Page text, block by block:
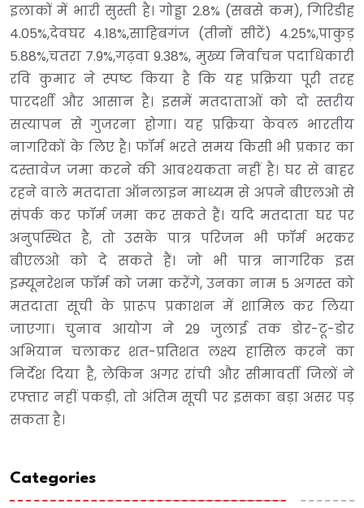
इलाकों में भारी सुस्ती है। गोड्डा 2.8% (सबसे कम), गिरिडीह
4.05%,देवघर 4.18%,साहिबगंज (तीनों सीटें) 4.25%,पाकुड़
5.88%,चतरा 7.9%,गढ़वा 9.38%, मुख्य निर्वाचन पदाधिकारी
रवि कुमार ने स्पष्ट किया है कि यह प्रक्रिया पूरी तरह
पारदर्शी और आसान है। इसमें मतदाताओं को दो स्तरीय
सत्यापन से गुजरना होगा। यह प्रक्रिया केवल भारतीय
नागरिकों के लिए है। फॉर्म भरते समय किसी भी प्रकार का
दस्तावेज जमा करने की आवश्यकता नहीं है। घर से बाहर
रहने वाले मतदाता ऑनलाइन माध्यम से अपने बीएलओ से
संपर्क कर फॉर्म जमा कर सकते हैं। यदि मतदाता घर पर
अनुपस्थित है, तो उसके पात्र परिजन भी फॉर्म भरकर
बीएलओ को दे सकते हैं। जो भी पात्र नागरिक इस
इम्यूनरेशन फॉर्म को जमा करेंगे, उनका नाम 5 अगस्त को
मतदाता सूची के प्रारूप प्रकाशन में शामिल कर लिया
जाएगा। चुनाव आयोग ने 29 जुलाई तक डोर-टू-डोर
अभियान चलाकर शत-प्रतिशत लक्ष्य हासिल करने का
निर्देश दिया है, लेकिन अगर रांची और सीमावर्ती जिलों ने
रफ्तार नहीं पकड़ी, तो अंतिम सूची पर इसका बड़ा असर पड़
सकता है।
Categories